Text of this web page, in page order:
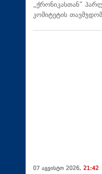
„ქრონიკასთან“
კომიტეტის
07 აგვისტო 2026, 21:42